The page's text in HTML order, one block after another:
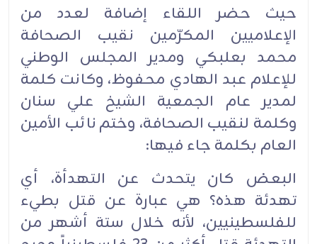
حيث حضر اللقاء إضافة لعدد من
الإعلاميين المكرّمين نقيب الصحافة
محمد بعلبكي ومدير المجلس الوطني
للإعلام عبد الهادي محفوظ، وكانت كلمة
لمدير عام الجمعية الشيخ علي سنان
وكلمة لنقيب الصحافة، وختم نائب الأمين
العام بكلمة جاء فيها:
البعض كان يتحدث عن التهدأة، أي
تهدئة هذه؟ هي عبارة عن قتل بطيء
للفلسطينيين، لأنه خلال ستة أشهر من